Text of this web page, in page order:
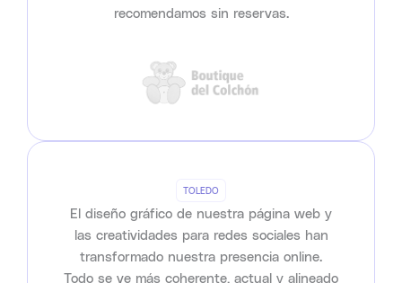
recomendamos sin reservas.
TOLEDO
El diseño gráfico de nuestra página web y
las creatividades para redes sociales han
transformado nuestra presencia online.
Todo se ve más coherente, actual y alineado